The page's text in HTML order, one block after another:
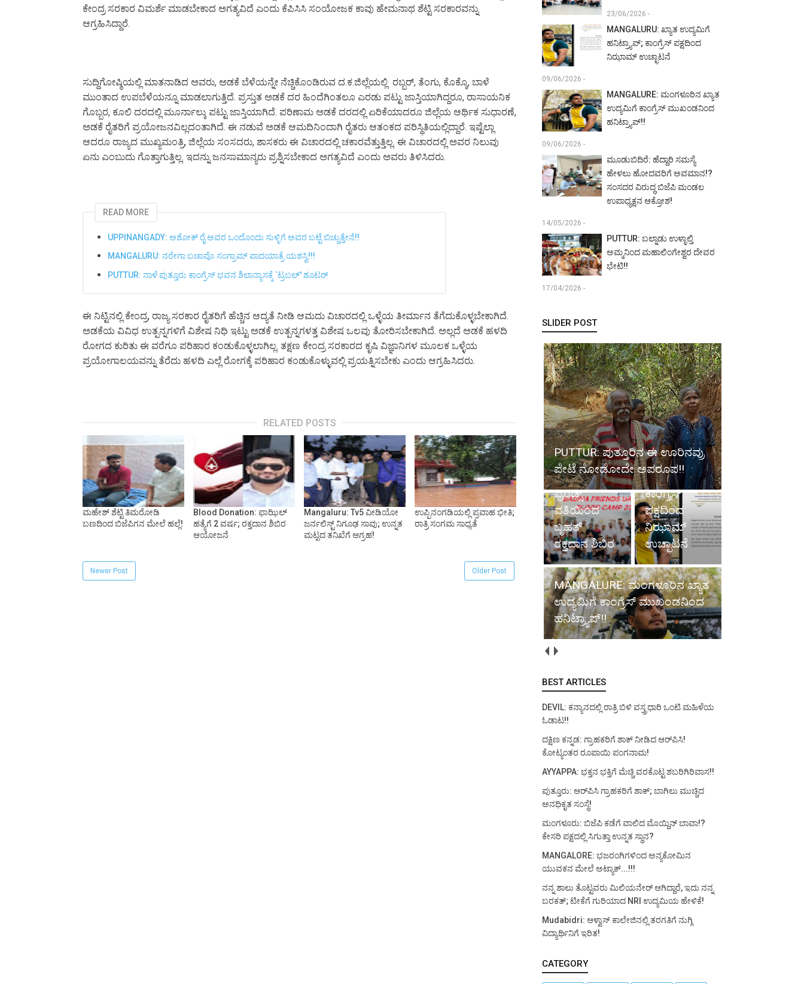
ಕೇಂದ್ರ ಸರಕಾರ ವಿಮರ್ಶೆ ಮಾಡಬೇಕಾದ ಅಗತ್ಯವಿದೆ ಎಂದು ಕೆಪಿಸಿಸಿ ಸಂಯೋಜಕ ಕಾವು ಹೇಮನಾಥ ಶೆಟ್ಟಿ ಸರಕಾರವನ್ನು
ಆಗ್ರಹಿಸಿದ್ದಾರೆ.
ಸುದ್ದಿಗೋಷ್ಠಿಯಲ್ಲಿ ಮಾತನಾಡಿದ ಅವರು, ಅಡಕೆ ಬೆಳೆಯನ್ನೇ ನೆಚ್ಚಿಕೊಂಡಿರುವ ದ.ಕ.ಜಿಲ್ಲೆಯಲ್ಲಿ ರಬ್ಬರ್, ತೆಂಗು, ಕೊಕ್ಕೊ, ಬಾಳೆ
ಮುಂತಾದ ಉಪಬೆಳೆಯನ್ನೂ ಮಾಡಲಾಗುತ್ತಿದೆ. ಪ್ರಸ್ತುತ ಅಡಕೆ ದರ ಹಿಂದೆಗಿಂತಲೂ ಎರಡು ಪಟ್ಟು ಜಾಸ್ತಿಯಾಗಿದ್ದರೂ, ರಾಸಾಯನಿಕ
ಗೊಬ್ಬರ, ಕೂಲಿ ದರದಲ್ಲಿ ಮೂರ್ನಾಲ್ಕು ಪಟ್ಟು ಜಾಸ್ತಿಯಾಗಿದೆ. ಪರಿಣಾಮ ಅಡಕೆ ದರದಲ್ಲಿ ಏರಿಕೆಯಾದರೂ ಜಿಲ್ಲೆಯ ಆರ್ಥಿಕ ಸುಧಾರಣೆ,
ಅಡಕೆ ರೈತರಿಗೆ ಪ್ರಯೋಜನವಿಲ್ಲದಂತಾಗಿದೆ. ಈ ನಡುವೆ ಅಡಕೆ ಆಮದಿನಿಂದಾಗಿ ರೈತರು ಆತಂಕದ ಪರಿಸ್ಥಿತಿಯಲ್ಲಿದ್ದಾರೆ. ಇಷ್ಟೆಲ್ಲಾ
ಆದರೂ ರಾಜ್ಯದ ಮುಖ್ಯಮಂತ್ರಿ, ಜಿಲ್ಲೆಯ ಸಂಸದರು, ಶಾಸಕರು ಈ ವಿಚಾರದಲ್ಲಿ ಚಕಾರವೆತ್ತುತ್ತಿಲ್ಲ. ಈ ವಿಚಾರದಲ್ಲಿ ಅವರ ನಿಲುವು
ಏನು ಎಂಬುದು ಗೊತ್ತಾಗುತ್ತಿಲ್ಲ. ಇದನ್ನು ಜನಸಾಮಾನ್ಯರು ಪ್ರಶ್ನಿಸಬೇಕಾದ ಅಗತ್ಯವಿದೆ ಎಂದು ಅವರು ತಿಳಿಸಿದರು.
READ MORE
UPPINANGADY: ಅಶೋಕ್ ರೈ ಅವರ ಒಂದೊಂದು ಸುಳ್ಳಿಗೆ ಅವರ ಬಟ್ಟೆ ಬಿಚ್ಚುತ್ತೇನೆ!!
MANGALURU: ನರೇಗಾ ಬಚಾವೊ ಸಂಗ್ರಾಮ್ ಪಾದಯಾತ್ರೆ ಯಶಸ್ವಿ!!!
PUTTUR: ನಾಳೆ ಪುತ್ತೂರು ಕಾಂಗ್ರೆಸ್ ಭವನ ಶಿಲಾನ್ಯಾಸಕ್ಕೆ `ಟ್ರಬಲ್' ಶೂಟರ್
ಈ ನಿಟ್ಟಿನಲ್ಲಿ ಕೇಂದ್ರ, ರಾಜ್ಯ ಸರಕಾರ ರೈತರಿಗೆ ಹೆಚ್ಚಿನ ಆದ್ಯತೆ ನೀಡಿ ಆಮದು ವಿಚಾರದಲ್ಲಿ ಒಳ್ಳೆಯ ತೀರ್ಮಾನ ತೆಗೆದುಕೊಳ್ಳಬೇಕಾಗಿದೆ.
ಅಡಕೆಯ ವಿವಿಧ ಉತ್ಪನ್ನಗಳಿಗೆ ವಿಶೇಷ ನಿಧಿ ಇಟ್ಟು ಅಡಕೆ ಉತ್ಪನ್ನಗಳತ್ತ ವಿಶೇಷ ಒಲವು ತೋರಿಸಬೇಕಾಗಿದೆ. ಅಲ್ಲದೆ ಅಡಕೆ ಹಳದಿ
ರೋಗದ ಕುರಿತು ಈ ವರೆಗೂ ಪರಿಹಾರ ಕಂಡುಕೊಳ್ಳಲಾಗಿಲ್ಲ. ತಕ್ಷಣ ಕೇಂದ್ರ ಸರಕಾರದ ಕೃಷಿ ವಿಜ್ಞಾನಿಗಳ ಮೂಲಕ ಒಳ್ಳೆಯ
ಪ್ರಯೋಗಾಲಯವನ್ನು ತೆರೆದು ಹಳದಿ ಎಲ್ಲೆ ರೋಗಕ್ಕೆ ಪರಿಹಾರ ಕಂಡುಕೊಳ್ಳುವಲ್ಲಿ ಪ್ರಯತ್ನಿಸಬೇಕು ಎಂದು ಆಗ್ರಹಿಸಿದರು.
RELATED POSTS
ಮಹೇಶ್ ಶೆಟ್ಟಿ‌ ತಿಮರೋಡಿ
ಬಣದಿಂದ ಬಿಜೆಪಿಗನ ಮೇಲೆ‌ ಹಲ್ಲೆ!
Blood Donation: ಫಾಝಿಲ್
ಹತ್ಯೆಗೆ 2 ವರ್ಷ; ರಕ್ತದಾನ ಶಿಬಿರ
ಆಯೋಜನೆ
Mangaluru: Tv5 ವೀಡಿಯೋ
ಜರ್ನಲಿಸ್ಟ್ ನಿಗೂಢ ಸಾವು; ಉನ್ನತ
ಮಟ್ಟದ ತನಿಖೆಗೆ ಆಗ್ರಹ!
ಉಪ್ಪಿನಂಗಡಿಯಲ್ಲಿ ಪ್ರವಾಹ ಭೀತಿ;
ರಾತ್ರಿ ಸಂಗಮ ಸಾಧ್ಯತೆ
Newer Post Older Post
23/06/2026 -
MANGALURU: ಖ್ಯಾತ ಉದ್ಯಮಿಗೆ
ಹನಿಟ್ರ್ಯಾಪ್; ಕಾಂಗ್ರೆಸ್ ಪಕ್ಷದಿಂದ
ನಿಝಾಮ್ ಉಚ್ಛಾಟನೆ
09/06/2026 -
MANGALURE: ಮಂಗಳೂರಿನ ಖ್ಯಾತ
ಉದ್ಯಮಿಗೆ ಕಾಂಗ್ರೆಸ್ ಮುಖಂಡನಿಂದ
ಹನಿಟ್ರ್ಯಾಪ್!!
09/06/2026 -
ಮೂಡುಬಿದಿರೆ: ಹೆದ್ದಾರಿ ಸಮಸ್ಯೆ
ಹೇಳಲು ಹೋದವರಿಗೆ ಅವಮಾನ!?
ಸಂಸದರ ವಿರುದ್ಧ ಬಿಜೆಪಿ ಮಂಡಲ
ಉಪಾಧ್ಯಕ್ಷನ ಆಕ್ರೋಶ!
14/05/2026 -
PUTTUR: ಬಲ್ನಾಡು ಉಳ್ಳಾಲ್ತಿ
ಅಮ್ಮನಿಂದ ಮಹಾಲಿಂಗೇಶ್ವರ ದೇವರ
ಭೇಟಿ!!
17/04/2026 -
SLIDER POST
PUTTUR: ಪುತ್ತೂರಿನ ಈ ಊರಿನವ್ರು
ಪೇಟೆ ನೋಡೋದೇ ಅಪರೂಪ!!
ದುಬೈ: ಬದ್ರಿಯಾ
ಫ್ರೆಂಡ್ಸ್
ವತಿಯಿಂದ
ಬೃಹತ್
ರಕ್ತದಾನ ಶಿಬಿರ
MANGALURU:
ಖ್ಯಾತ
ಉದ್ಯಮಿಗೆ
ಹನಿಟ್ರ್ಯಾಪ್;
ಕಾಂಗ್ರೆಸ್
ಪಕ್ಷದಿಂದ
ನಿಝಾಮ್
ಉಚ್ಛಾಟನೆ
MANGALURE: ಮಂಗಳೂರಿನ ಖ್ಯಾತ
ಉದ್ಯಮಿಗೆ ಕಾಂಗ್ರೆಸ್ ಮುಖಂಡನಿಂದ
ಹನಿಟ್ರ್ಯಾಪ್!!
BEST ARTICLES
DEVIL: ಕನ್ಯಾನದಲ್ಲಿ ರಾತ್ರಿ ಬಿಳಿ ವಸ್ತ್ರಧಾರಿ ಒಂಟಿ ಮಹಿಳೆಯ
ಓಡಾಟ!!
ದಕ್ಷಿಣ ಕನ್ನಡ: ಗ್ರಾಹಕರಿಗೆ ಶಾಕ್ ನೀಡಿದ ಆರ್‌ಪಿಸಿ!
ಕೋಟ್ಯಂತರ ರೂಪಾಯಿ ಪಂಗನಾಮ!
AYYAPPA: ಭಕ್ತನ ಭಕ್ತಿಗೆ ಮೆಚ್ಚಿ ವರಕೊಟ್ಟ ಶಬರಿಗಿರಿವಾಸ!!
ಪುತ್ತೂರು: ಆರ್‌ಪಿಸಿ ಗ್ರಾಹಕರಿಗೆ ಶಾಕ್; ಬಾಗಿಲು ಮುಚ್ಚಿದ
ಅನಧಿಕೃತ ಸಂಸ್ಥೆ!
ಮಂಗಳೂರು: ಬಿಜೆಪಿ ಕಡೆಗೆ ವಾಲಿದ ಮೊಯ್ದಿನ್ ಬಾವಾ!?
ಕೇಸರಿ ಪಕ್ಷದಲ್ಲಿ ಸಿಗುತ್ತಾ ಉನ್ನತ ಸ್ಥಾನ?
MANGALORE: ಭಜರಂಗಿಗಳಿಂದ ಅನ್ಯಕೋಮಿನ
ಯುವಕನ ಮೇಲೆ ಅಟ್ಯಾಕ್...!!!
ನನ್ನ ಶಾಲು ತೊಟ್ಟವರು ಮಿಲಿಯನೇರ್ ಆಗಿದ್ದಾರೆ, ಇದು ನನ್ನ
ಬರಕತ್; ಟೀಕೆಗೆ ಗುರಿಯಾದ NRI ಉದ್ಯಮಿಯ ಹೇಳಿಕೆ!
Mudabidri: ಆಳ್ವಾಸ್ ಕಾಲೇಜಿನಲ್ಲಿ ತರಗತಿಗೆ ನುಗ್ಗಿ
ವಿದ್ಯಾರ್ಥಿನಿಗೆ ಇರಿತ!
CATEGORY